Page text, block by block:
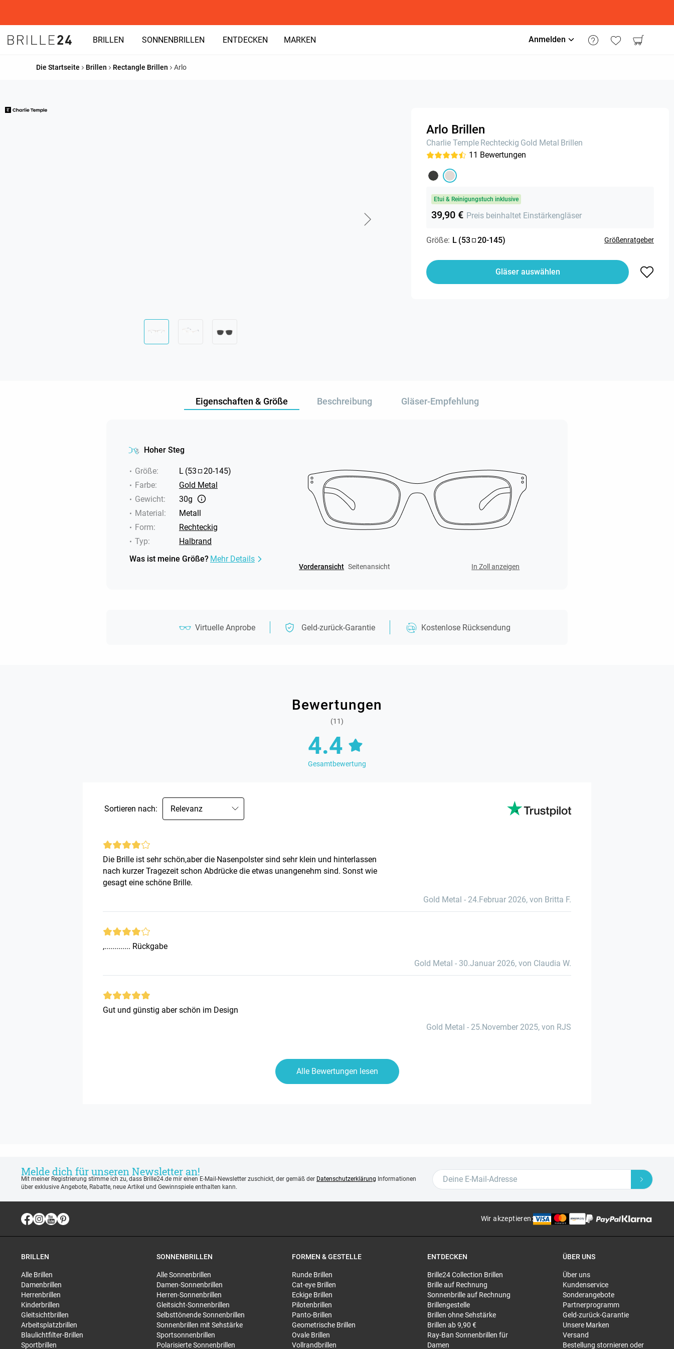
BRILLEN SONNENBRILLEN ENTDECKEN MARKEN Anmelden
Die Startseite Brillen Rectangle Brillen Arlo
Arlo Brillen
Charlie Temple Rechteckig Gold Metal Brillen
11 Bewertungen
Etui & Reinigungstuch inklusive
39,90 € Preis beinhaltet Einstärkengläser
Größe: L (53 20-145) Größenratgeber
Gläser auswählen
Eigenschaften & Größe Beschreibung Gläser-Empfehlung
Hoher Steg
Größe: L (53 20-145)
Farbe:
Gold Metal
Gewicht:
30g
Material:
Metall
Form:
Rechteckig
Typ:
Halbrand
Was ist meine Größe? Mehr Details
Vorderansicht Seitenansicht In Zoll anzeigen
Virtuelle Anprobe Geld-zurück-Garantie Kostenlose Rücksendung
Bewertungen
(11)
4.4
Gesamtbewertung
Sortieren nach: Relevanz
Die Brille ist sehr schön,aber die Nasenpolster sind sehr klein und hinterlassen
nach kurzer Tragezeit schon Abdrücke die etwas unangenehm sind. Sonst wie
gesagt eine schöne Brille.
Gold Metal - 24.Februar 2026, von Britta F.
,............. Rückgabe
Gold Metal - 30.Januar 2026, von Claudia W.
Gut und günstig aber schön im Design
Gold Metal - 25.November 2025, von RJS
Alle Bewertungen lesen
Melde dich für unseren Newsletter an!
Mit meiner Registrierung stimme ich zu, dass Brille24.de mir einen E-Mail-Newsletter zuschickt, der gemäß der Datenschutzerklärung Informationen
über exklusive Angebote, Rabatte, neue Artikel und Gewinnspiele enthalten kann.
Wir akzeptieren:
BRILLEN
Alle Brillen
Damenbrillen
Herrenbrillen
Kinderbrillen
Gleitsichtbrillen
Arbeitsplatzbrillen
Blaulichtfilter-Brillen
Sportbrillen
SONNENBRILLEN
Alle Sonnenbrillen
Damen-Sonnenbrillen
Herren-Sonnenbrillen
Gleitsicht-Sonnenbrillen
Selbsttönende Sonnenbrillen
Sonnenbrillen mit Sehstärke
Sportsonnenbrillen
Polarisierte Sonnenbrillen
FORMEN & GESTELLE
Runde Brillen
Cat-eye Brillen
Eckige Brillen
Pilotenbrillen
Panto-Brillen
Geometrische Brillen
Ovale Brillen
Vollrandbrillen
ENTDECKEN
Brille24 Collection Brillen
Brille auf Rechnung
Sonnenbrille auf Rechnung
Brillengestelle
Brillen ohne Sehstärke
Brillen ab 9,90 €
Ray-Ban Sonnenbrillen für
Damen
ÜBER UNS
Über uns
Kundenservice
Sonderangebote
Partnerprogramm
Geld-zurück-Garantie
Unsere Marken
Versand
Bestellung stornieren oder